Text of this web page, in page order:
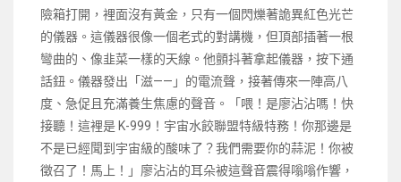
險箱打開，裡面沒有黃金，只有一個閃爍著詭異紅色光芒
的儀器。這儀器很像一個老式的對講機，但頂部插著一根
彎曲的、像韭菜一樣的天線。他顫抖著拿起儀器，按下通
話鈕。儀器發出「滋——」的電流聲，接著傳來一陣高八
度、急促且充滿養生焦慮的聲音。「喂！是廖沾沾嗎！快
接聽！這裡是 K-999！宇宙水餃聯盟特級特務！你那邊是
不是已經聞到宇宙級的酸味了？我們需要你的蒜泥！你被
徵召了！馬上！」廖沾沾的耳朵被這聲音震得嗡嗡作響，